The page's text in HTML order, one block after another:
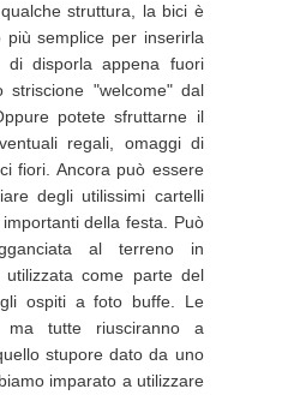
struttura, la bici è
più semplice per inserirla
disporla appena fuori
striscione "welcome" dal
potete sfruttarne il
regali, omaggi di
fiori. Ancora può essere
degli utilissimi cartelli
della festa. Può
al terreno in
come parte del
ospiti a foto buffe. Le
ma tutte riusciranno a
stupore dato da uno
imparato a utilizzare